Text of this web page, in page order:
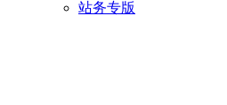
站务专版